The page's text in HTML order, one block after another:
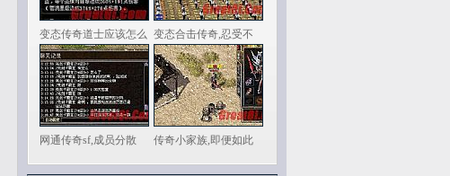
变态传奇道士应该怎么 变态合击传奇,忍受不
网通传奇sf,成员分散 传奇小家族,即便如此